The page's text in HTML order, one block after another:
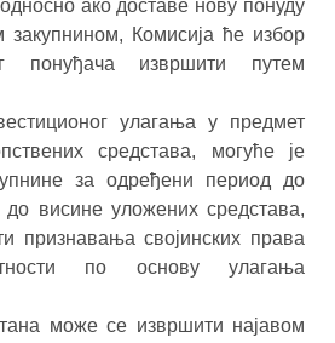
ако доставе нову понуду
закупнином, Комисија ће избор
понуђача извршити путем
улагања у предмет
средстава, могуће је
за одређени период до
до висине уложених средстава,
признавања својинских права
по основу улагања
може се извршити најавом